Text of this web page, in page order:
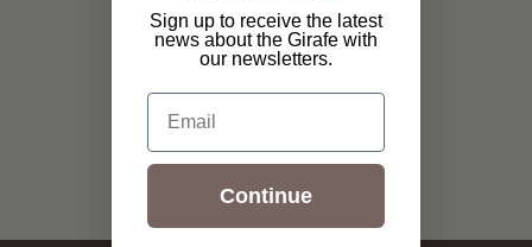
Sign up to receive the latest
news about the Girafe with
our newsletters.
Email
Continue